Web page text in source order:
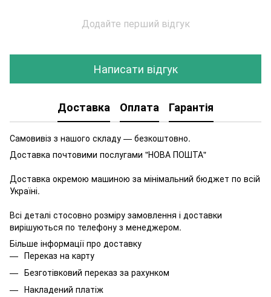
Додайте перший відгук
Написати відгук
Доставка Оплата Гарантія
Самовивіз з нашого складу — безкоштовно.
Доставка почтовими послугами "НОВА ПОШТА"
Доставка окремою машиною за мінімальний бюджет по всій
Україні.
Всі деталі стосовно розміру замовлення і доставки
вирішуються по телефону з менеджером.
Більше інформації про доставку
Переказ на карту
Безготівковий переказ за рахунком
Накладений платіж